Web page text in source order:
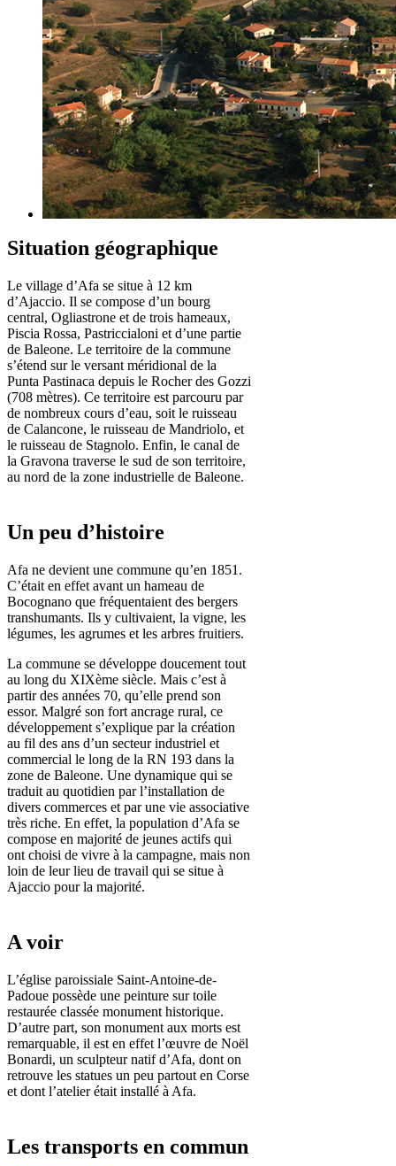
Situation géographique
Le village d’Afa se situe à 12 km
d’Ajaccio. Il se compose d’un bourg
central, Ogliastrone et de trois hameaux,
Piscia Rossa, Pastriccialoni et d’une partie
de Baleone. Le territoire de la commune
s’étend sur le versant méridional de la
Punta Pastinaca depuis le Rocher des Gozzi
(708 mètres). Ce territoire est parcouru par
de nombreux cours d’eau, soit le ruisseau
de Calancone, le ruisseau de Mandriolo, et
le ruisseau de Stagnolo. Enfin, le canal de
la Gravona traverse le sud de son territoire,
au nord de la zone industrielle de Baleone.
Un peu d’histoire
Afa ne devient une commune qu’en 1851.
C’était en effet avant un hameau de
Bocognano que fréquentaient des bergers
transhumants. Ils y cultivaient, la vigne, les
légumes, les agrumes et les arbres fruitiers.
La commune se développe doucement tout
au long du XIXème siècle. Mais c’est à
partir des années 70, qu’elle prend son
essor. Malgré son fort ancrage rural, ce
développement s’explique par la création
au fil des ans d’un secteur industriel et
commercial le long de la RN 193 dans la
zone de Baleone. Une dynamique qui se
traduit au quotidien par l’installation de
divers commerces et par une vie associative
très riche. En effet, la population d’Afa se
compose en majorité de jeunes actifs qui
ont choisi de vivre à la campagne, mais non
loin de leur lieu de travail qui se situe à
Ajaccio pour la majorité.
A voir
L’église paroissiale Saint-Antoine-de-
Padoue possède une peinture sur toile
restaurée classée monument historique.
D’autre part, son monument aux morts est
remarquable, il est en effet l’œuvre de Noël
Bonardi, un sculpteur natif d’Afa, dont on
retrouve les statues un peu partout en Corse
et dont l’atelier était installé à Afa.
Les transports en commun